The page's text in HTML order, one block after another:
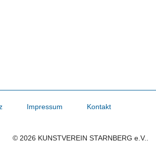
Impressum
Kontakt
© 2026 KUNSTVEREIN STARNBERG e.V..